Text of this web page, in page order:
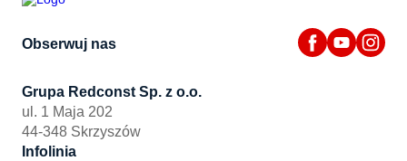
Obserwuj nas
Grupa Redconst Sp. z o.o.
ul. 1 Maja 202
44-348 Skrzyszów
Infolinia